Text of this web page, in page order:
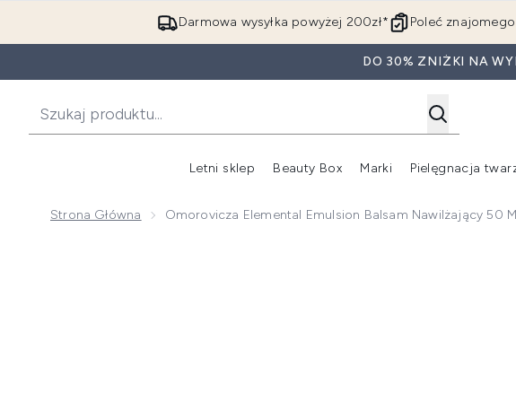
Darmowa wysyłka powyżej 200zł* Poleć
DO 30% ZNIŻKI NA
Letni sklep Beauty Box
Wejdź do
Marki Pielęgnacja
Strona Główna Omorovicza Elemental Emulsion Balsam Nawilżający 50